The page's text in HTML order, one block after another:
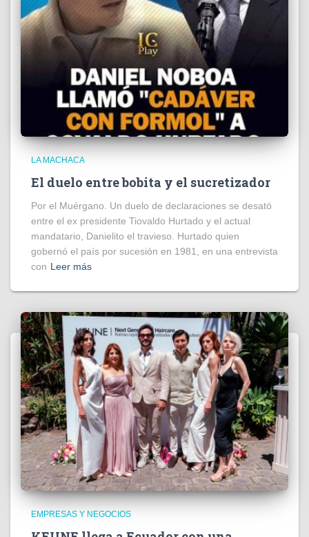
LA MACHACA
El duelo entre bobita y el sucretizador
Por el Muérgano. Un duelo de declaraciones se desató
entre el ex presidente Tiovaldo Hurtado y el actual
mandatario, Danielito el travieso. Hurtado quien
gobernó el país por sucesión en 1981, en una entrevista
con Leer más
EMPRESAS Y NEGOCIOS